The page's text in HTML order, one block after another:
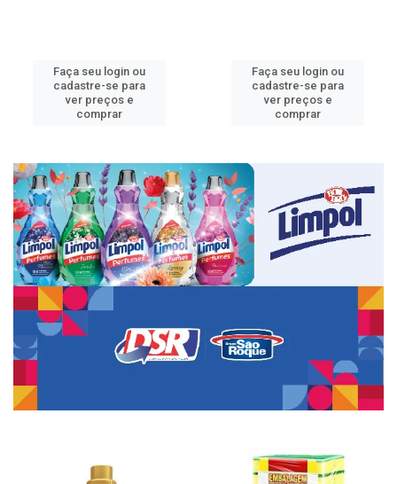
Faça seu login ou
cadastre-se para
ver preços e
comprar
Faça seu login ou
cadastre-se para
ver preços e
comprar